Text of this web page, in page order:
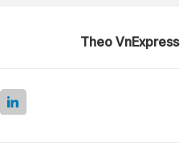
Theo VnExpress